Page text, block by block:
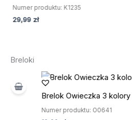
Numer produktu: K1235
29,99zł
Breloki
Brelok Owieczka 3 kolory Baranek
Numer produktu: O0641